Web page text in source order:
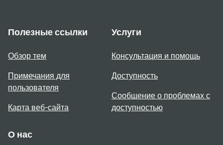
Полезные ссылки
Обзор тем
Примечания для
пользователя
Карта веб-сайта
Услуги
Консультация и помощь
Доступность
Сообщение о проблемах с
доступностью
О нас